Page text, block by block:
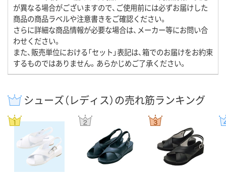
が異なる場合がございますので、ご使用前には必ずお届けした
商品の商品ラベルや注意書きをご確認ください。
さらに詳細な商品情報が必要な場合は、メーカー等にお問い合
わせください。
また、販売単位における「セット」表記は、箱でのお届けをお約束
するものではありません。あらかじめご了承ください。
シューズ（レディス）の売れ筋ランキング